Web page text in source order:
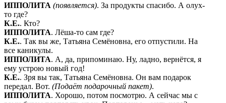
ИППОЛИТА (появляется). За продукты спасибо. А олух-
то где?
К.Е.. Кто?
ИППОЛИТА. Лёша-то сам где?
К.Е.. Так вы же, Татьяна Семёновна, его отпустили. На
все каникулы.
ИППОЛИТА. А, да, припоминаю. Ну, ладно, вернётся, я
ему устрою новый год!
К.Е.. Зря вы так, Татьяна Семёновна. Он вам подарок
передал. Вот. (Подаёт подарочный пакет).
ИППОЛИТА. Хорошо, потом посмотрю. А сейчас мы с